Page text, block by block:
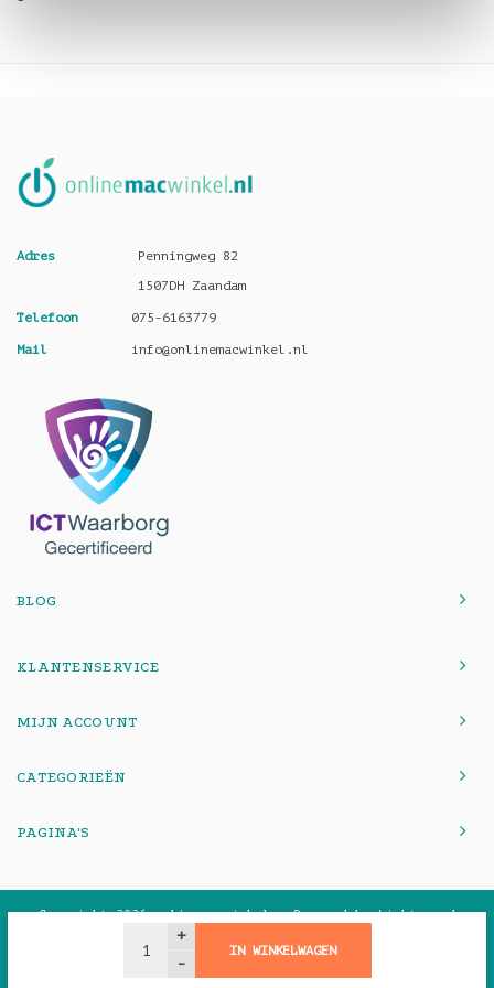
+
-
IN WINKELWAGEN
Adres
Penningweg 82
1507DH Zaandam
Telefoon 075-6163779
Mail info@onlinemacwinkel.nl
BLOG
KLANTENSERVICE
MIJN ACCOUNT
CATEGORIEËN
PAGINA'S
© Copyright 2026 onlinemacwinkel - Powered byLightspeed-
Theme by